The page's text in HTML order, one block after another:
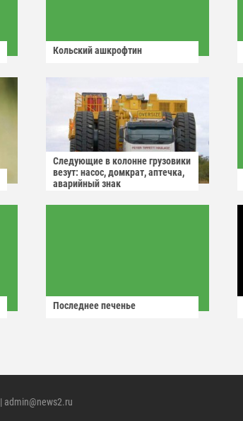
Кольский ашкрофтин
Следующие в колонне грузовики
везут: насос, домкрат, аптечка,
аварийный знак
Последнее печенье
| admin@news2.ru